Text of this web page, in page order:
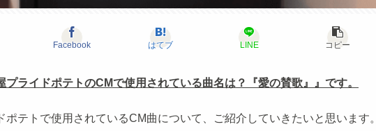
Facebook はてブ LINE コピー
プライドポテトのCMで使用されている曲名は？『愛の賛歌』』です。
ポテトで使用されているCM曲について、ご紹介していきたいと思います。